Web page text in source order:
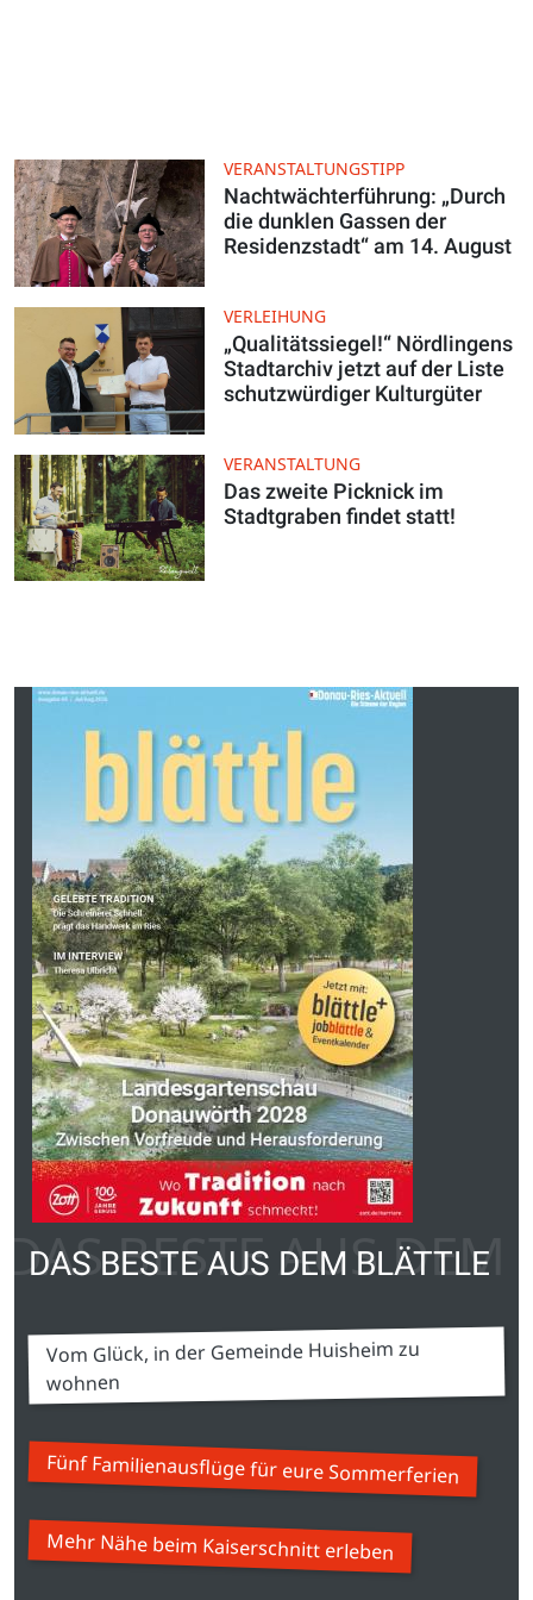
VERANSTALTUNGSTIPP
Nachtwächterführung: „Durch
die dunklen Gassen der
Residenzstadt“ am 14. August
VERLEIHUNG
„Qualitätssiegel!“ Nördlingens
Stadtarchiv jetzt auf der Liste
schutzwürdiger Kulturgüter
VERANSTALTUNG
Das zweite Picknick im
Stadtgraben findet statt!
DAS BESTE AUS DEM BLÄTTLE
DAS BESTE AUS DEM
Vom Glück, in der Gemeinde Huisheim zu
wohnen
Fünf Familienausflüge für eure Sommerferien
Mehr Nähe beim Kaiserschnitt erleben